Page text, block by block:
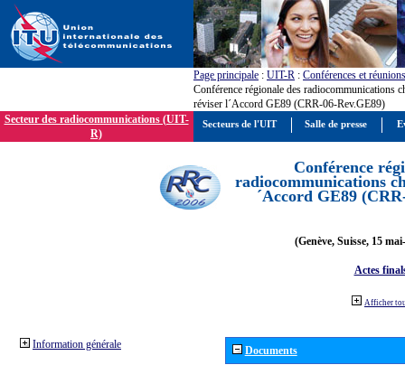
Page principale : UIT-R : Conférences et réunions
Conférence régionale des radiocommunications
réviser l´Accord GE89 (CRR-06-Rev.GE89)
Secteur des radiocommunications (UIT-
R)
Conférence
radiocommunications
´Accord GE89
(Genève, Suisse, 15
Actes
Afficher
Information générale Documents
Secteurs de l'UIT Salle de presse